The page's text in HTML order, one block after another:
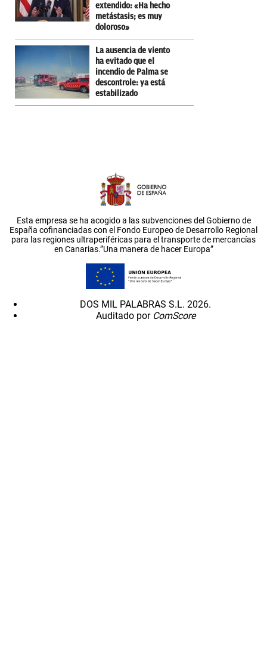
extendido: «Ha hecho
metástasis; es muy
doloroso»
La ausencia de viento
ha evitado que el
incendio de Palma se
descontrole: ya está
estabilizado
Esta empresa se ha acogido a las subvenciones del Gobierno de
España cofinanciadas con el Fondo Europeo de Desarrollo Regional
para las regiones ultraperiféricas para el transporte de mercancías
en Canarias.”Una manera de hacer Europa”
DOS MIL PALABRAS S.L. 2026.
Auditado por ComScore